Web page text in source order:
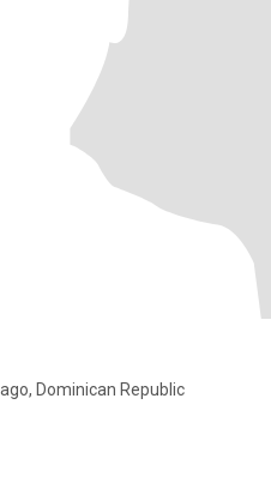
Dominican Republic